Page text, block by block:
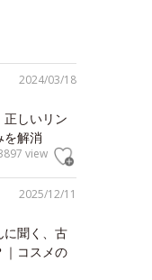
2024/03/18
正しいリン
を解消
view
2025/12/11
に聞く、古
｜コスメの